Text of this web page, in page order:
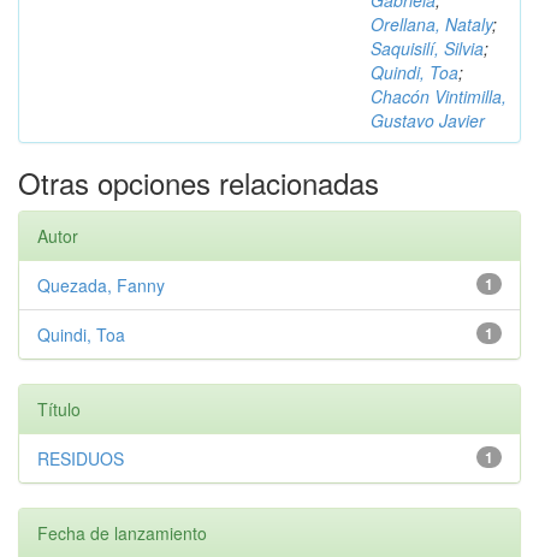
Orellana, Nataly;
Saquisilí, Silvia;
Quindi, Toa;
Chacón Vintimilla,
Gustavo Javier
Otras opciones relacionadas
Autor
1
Quezada, Fanny
1
Quindi, Toa
Título
1
RESIDUOS
Fecha de lanzamiento